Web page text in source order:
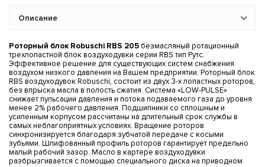
Описание
Роторный блок Robuschi RBS 205 безмасляный ротационный
трехлопастной блок воздуходувки серии RBS тип Рутс.
Эффективное решение для существующих систем снабжения
воздухом низкого давления на Вашем предприятии. Роторный блок
RBS воздуходувок Robuschi, состоит из двух 3-х лопастных роторов,
без впрыска масла в полость сжатия. Система «LOW-PULSE»
снижает пульсации давления и потока подаваемого газа до уровня
менее 2% рабочего давления. Подшипники со сплошным и
усиленным корпусом рассчитаны на длительный срок службы в
самых неблагоприятных условиях. Вращение роторов
синхронизируется благодаря зубчатой передаче с косыми
зубьями. Шлифованный профиль роторов гарантирует предельно
малый рабочий зазор. Масло в картере воздуходувки
разбрызгивается с помощью специального диска на приводном